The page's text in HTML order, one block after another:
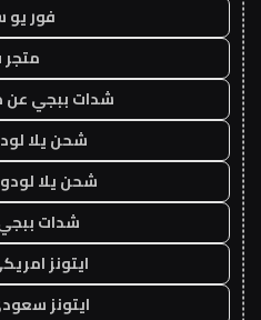
فور يو
متجر 4u
شدات ببجي عن
شحن يلا
شحن يلا لودو
شدات
ايتونز
ايتونز